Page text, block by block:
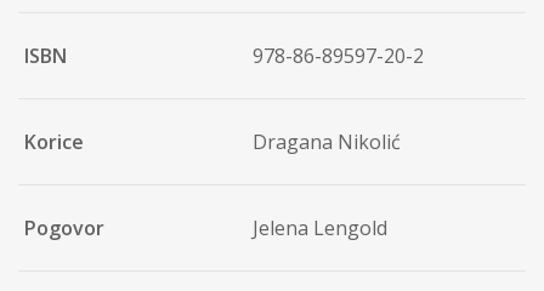
ISBN 978-86-89597-20-2
Korice Dragana Nikolić
Pogovor Jelena Lengold